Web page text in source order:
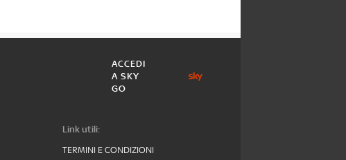
ACCEDI
A SKY
GO
Link utili:
TERMINI E CONDIZIONI